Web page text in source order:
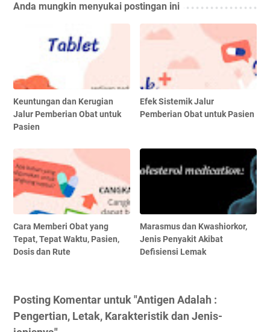
Anda mungkin menyukai postingan ini
Keuntungan dan Kerugian
Jalur Pemberian Obat untuk
Pasien
Efek Sistemik Jalur
Pemberian Obat untuk Pasien
Cara Memberi Obat yang
Tepat, Tepat Waktu, Pasien,
Dosis dan Rute
Marasmus dan Kwashiorkor,
Jenis Penyakit Akibat
Defisiensi Lemak
Posting Komentar untuk "Antigen Adalah :
Pengertian, Letak, Karakteristik dan Jenis-